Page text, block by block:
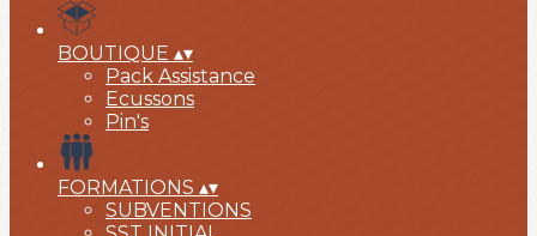
BOUTIQUE ▴▾
Pack Assistance
Ecussons
Pin's
FORMATIONS ▴▾
SUBVENTIONS